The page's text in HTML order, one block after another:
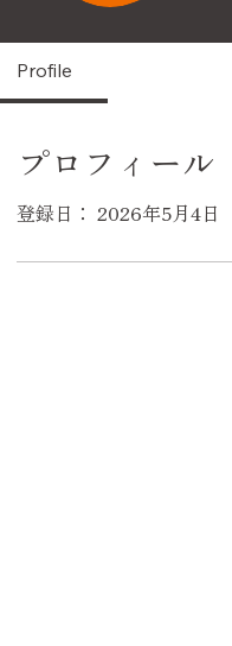
Profile
プロフィール
登録日： 2026年5月4日